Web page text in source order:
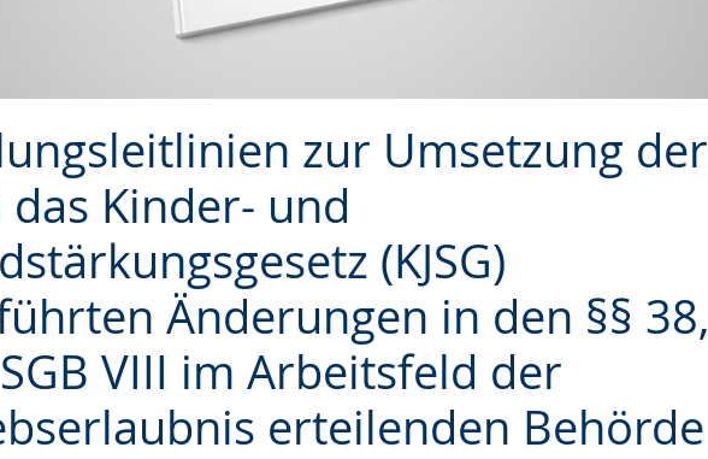
zur Umsetzung der
Kinder- und
(KJSG)
Änderungen in den §§ 38,
VIII im Arbeitsfeld der
erteilenden Behörde